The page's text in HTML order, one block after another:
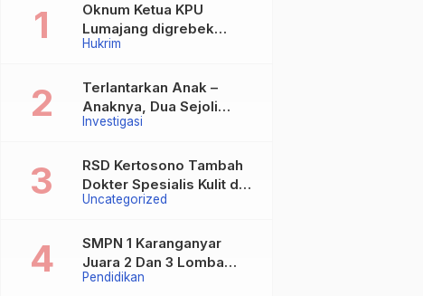
Hukrim
Oknum Ketua KPU
Lumajang digrebek
warga diduga terlibat
Investigasi
Terlantarkan Anak –
Anaknya, Dua Sejoli
Tanpa Ikatan Pernikahan
Geger Madiun dan
Maospati Magetan Siap
digugat ?
Uncategorized
RSD Kertosono Tambah
Dokter Spesialis Kulit dan
Kelamin
Pendidikan
SMPN 1 Karanganyar
Juara 2 Dan 3 Lomba
Kaligrafi Tingkat